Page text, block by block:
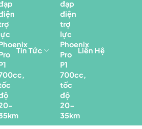
Tin Tức Liên Hệ